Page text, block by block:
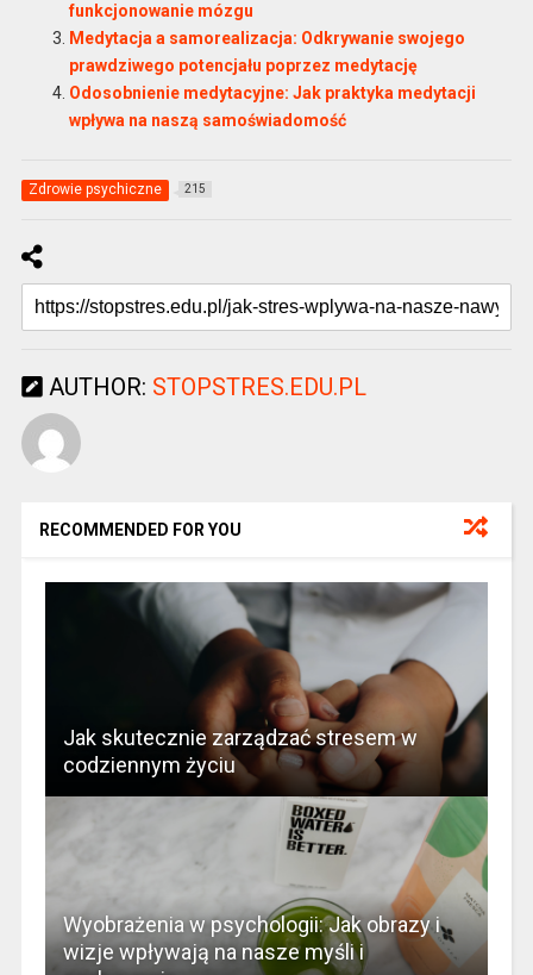
funkcjonowanie mózgu
Medytacja a samorealizacja: Odkrywanie swojego
prawdziwego potencjału poprzez medytację
Odosobnienie medytacyjne: Jak praktyka medytacji
wpływa na naszą samoświadomość
Zdrowie psychiczne 215
AUTHOR: STOPSTRES.EDU.PL
RECOMMENDED FOR YOU
Jak skutecznie zarządzać stresem w
codziennym życiu
Wyobrażenia w psychologii: Jak obrazy i
wizje wpływają na nasze myśli i